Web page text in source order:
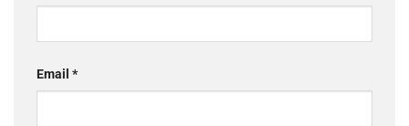
Email *